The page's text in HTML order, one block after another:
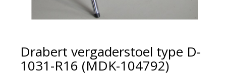
Drabert vergaderstoel type D-
1031-R16 (MDK-104792)